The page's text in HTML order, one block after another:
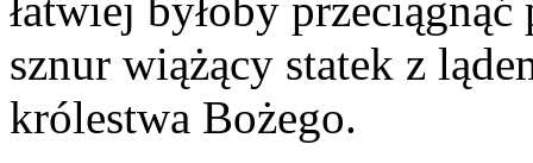
łatwiej byłoby
sznur wiążący statek z
królestwa Bożego.